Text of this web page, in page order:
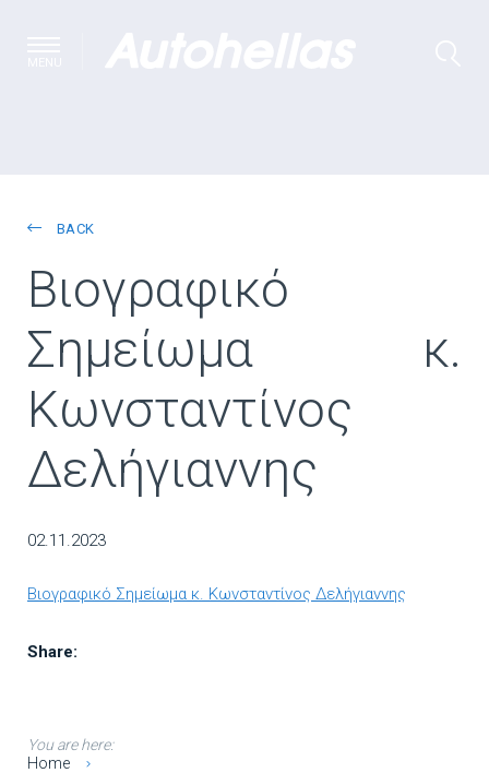
BACK
Βιογραφικό
Σημείωμα κ.
Κωνσταντίνος
Δελήγιαννης
02.11.2023
Βιογραφικό Σημείωμα κ. Κωνσταντίνος Δελήγιαννης
Share:
You are here:
Home